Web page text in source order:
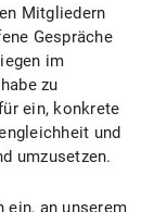
Mitgliedern
Gespräche
im
zu
ein, konkrete
und
umzusetzen.
ein, an unserem